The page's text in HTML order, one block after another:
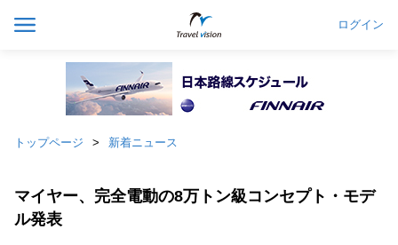
ログイン
トップページ 新着ニュース
マイヤー、完全電動の8万トン級コンセプト・モデ
ル発表